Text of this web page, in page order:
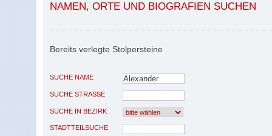
NAMEN, ORTE UND BIOGRAFIEN SUCHEN
Bereits verlegte Stolpersteine
SUCHE NAME
SUCHE STRASSE
SUCHE IN BEZIRK
STADTTEILSUCHE